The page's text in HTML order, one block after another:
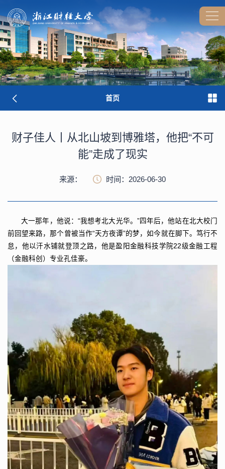
首页
财子佳人丨从北山坡到博雅塔，他把“不可
能”走成了现实
来源： 时间：2026-06-30
大一那年，他说：“我想考北大光华。”四年后，他站在北大校门
前回望来路，那个曾被当作“天方夜谭”的梦，如今就在脚下。笃行不
怠，他以汗水铺就登顶之路，他是盈阳金融科技学院22级金融工程
（金融科创）专业孔佳豪。